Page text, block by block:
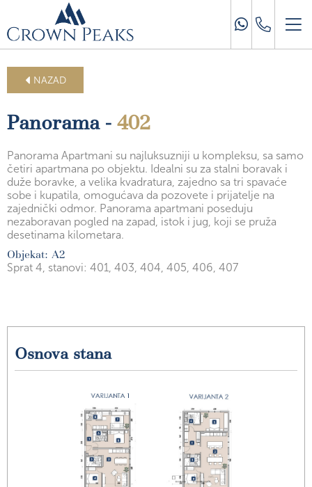
NAZAD
Panorama - 402
Panorama Apartmani su najluksuzniji u kompleksu, sa samo
četiri apartmana po objektu. Idealni su za stalni boravak i
duže boravke, a velika kvadratura, zajedno sa tri spavaće
sobe i kupatila, omogućava da pozovete i prijatelje na
zajednički odmor. Panorama apartmani poseduju
nezaboravan pogled na zapad, istok i jug, koji se pruža
desetinama kilometara.
Objekat: A2
Sprat 4, stanovi: 401, 403, 404, 405, 406, 407
Osnova stana